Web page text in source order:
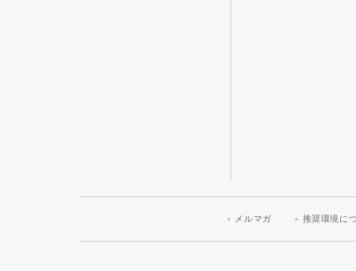
メルマガ 推奨環境に